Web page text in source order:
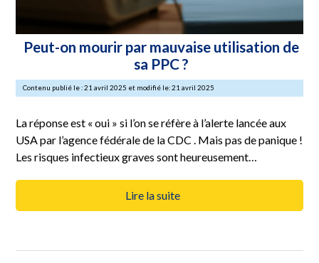
Peut-on mourir par mauvaise utilisation de
sa PPC ?
Contenu publié le : 21 avril 2025 et modifié le: 21 avril 2025
La réponse est « oui » si l’on se réfère à l’alerte lancée aux
USA par l’agence fédérale de la CDC . Mais pas de panique !
Les risques infectieux graves sont heureusement…
Lire la suite